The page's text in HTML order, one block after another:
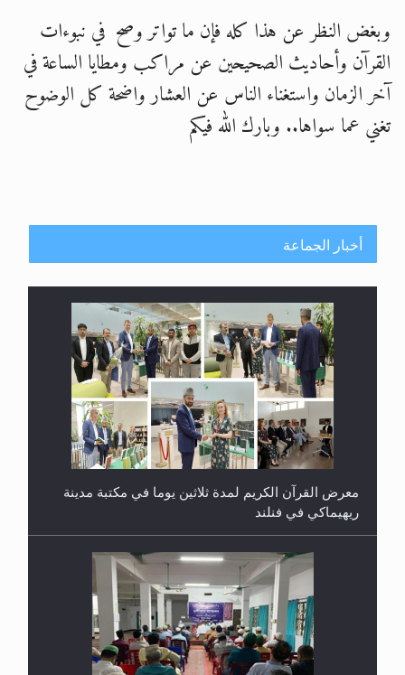
وبغض النظر عن هذا كله فإن ما تواتر وصح في نبوءات
القرآن وأحاديث الصحيحين عن مراكب ومطايا الساعة في
آخر الزمان واستغناء الناس عن العشار واضحة كل الوضوح
تغني عما سواها.. وبارك الله فيكم
أخبار الجماعة
معرض القرآن الكريم لمدة ثلاثين يوما في مكتبة مدينة
ريهيماكي في فنلند